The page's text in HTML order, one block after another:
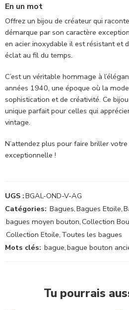
En un mot
Offrez un bijou de créateur qui
démarque par son caractère
en acier inoxydable il est résistant et
éclat au fil du temps.
C’est un véritable hommage à
années 1940, une époque où la
sophistication et de créativité. Ce
unique parfait pour celles qui
vintage.
N’attendez plus pour faire briller
exceptionnelle !
UGS :BGAL-OND-V-AG
Catégories: Bagues,Bagues Etoile,
bagues moyen bouton,Collection
Collection Etoile, Toutes les bagues
Mots clés: bague,bague bouton
Tu pourrais